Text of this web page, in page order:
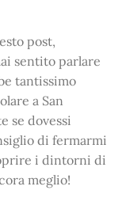
post,
sentito parlare
tantissimo
a San
se dovessi
di fermarmi
i dintorni di
meglio!